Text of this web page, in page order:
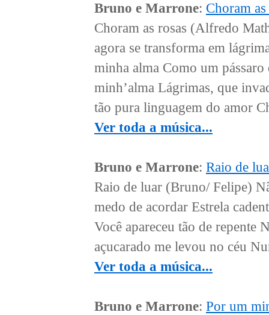
Bruno e Marrone: Choram as
Choram as rosas (Alfredo
agora se transforma em
minha alma Como um pássaro
minh’alma Lágrimas, que
tão pura linguagem do amor
Ver toda a música...
Bruno e Marrone: Raio de
Raio de luar (Bruno/ Felipe)
medo de acordar Estrela
Você apareceu tão de repente
açucarado me levou no céu
Ver toda a música...
Bruno e Marrone: Por um